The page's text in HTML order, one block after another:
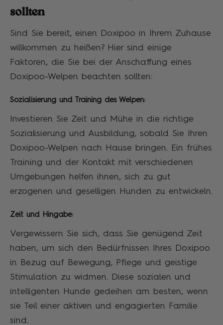
sollten
Sind Sie bereit, einen Doxipoo in Ihrem Zuhause
willkommen zu heißen? Hier sind einige
Faktoren, die Sie bei der Anschaffung eines
Doxipoo-Welpen beachten sollten:
Sozialisierung und Training des Welpen:
Investieren Sie Zeit und Mühe in die richtige
Sozialisierung und Ausbildung, sobald Sie Ihren
Doxipoo-Welpen nach Hause bringen. Ein frühes
Training und der Kontakt mit verschiedenen
Umgebungen helfen ihnen, sich zu gut
erzogenen und geselligen Hunden zu entwickeln.
Zeit und Hingabe:
Vergewissern Sie sich, dass Sie genügend Zeit
haben, um sich den Bedürfnissen Ihres Doxipoo
in Bezug auf Bewegung, Pflege und geistige
Stimulation zu widmen. Diese sozialen und
intelligenten Hunde gedeihen am besten, wenn
sie Teil einer aktiven und engagierten Familie
sind.